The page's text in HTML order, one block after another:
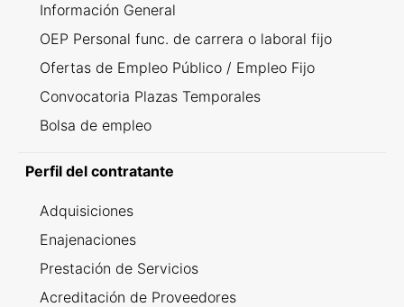
Información General
OEP Personal func. de carrera o laboral fijo
Ofertas de Empleo Público / Empleo Fijo
Convocatoria Plazas Temporales
Bolsa de empleo
Perfil del contratante
Adquisiciones
Enajenaciones
Prestación de Servicios
Acreditación de Proveedores